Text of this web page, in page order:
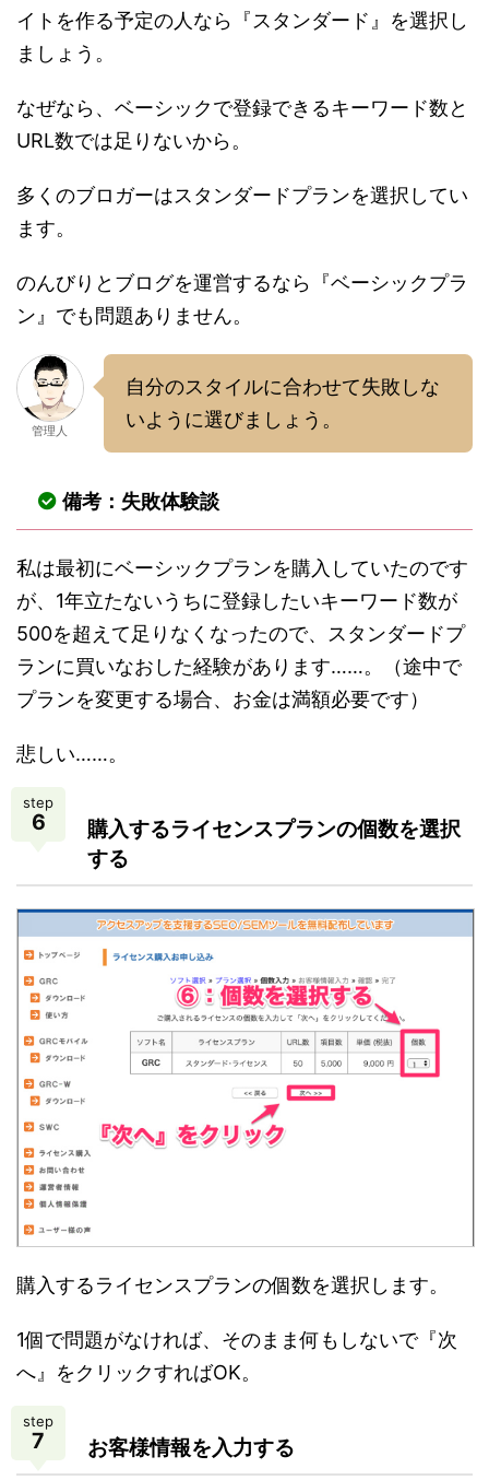
イトを作る予定の人なら『スタンダード』を選択し
ましょう。
なぜなら、ベーシックで登録できるキーワード数と
URL数では足りないから。
多くのブロガーはスタンダードプランを選択してい
ます。
のんびりとブログを運営するなら『ベーシックプラ
ン』でも問題ありません。
管理人
自分のスタイルに合わせて失敗しな
いように選びましょう。
備考：失敗体験談
私は最初にベーシックプランを購入していたのです
が、1年立たないうちに登録したいキーワード数が
500を超えて足りなくなったので、スタンダードプ
ランに買いなおした経験があります……。（途中で
プランを変更する場合、お金は満額必要です）
悲しい……。
step
6
購入するライセンスプランの個数を選択
する
購入するライセンスプランの個数を選択します。
1個で問題がなければ、そのまま何もしないで『次
へ』をクリックすればOK。
step
7 お客様情報を入力する